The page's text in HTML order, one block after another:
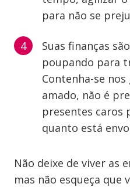
para não se
Suas finanças
poupando para
Contenha-se
amado, não é
presentes caros
quanto está
Não deixe de viver as
mas não esqueça que